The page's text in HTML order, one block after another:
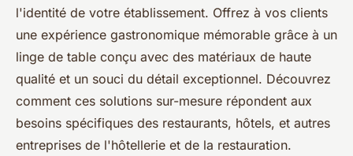
l'identité de votre établissement. Offrez à vos clients
une expérience gastronomique mémorable grâce à un
linge de table conçu avec des matériaux de haute
qualité et un souci du détail exceptionnel. Découvrez
comment ces solutions sur-mesure répondent aux
besoins spécifiques des restaurants, hôtels, et autres
entreprises de l'hôtellerie et de la restauration.